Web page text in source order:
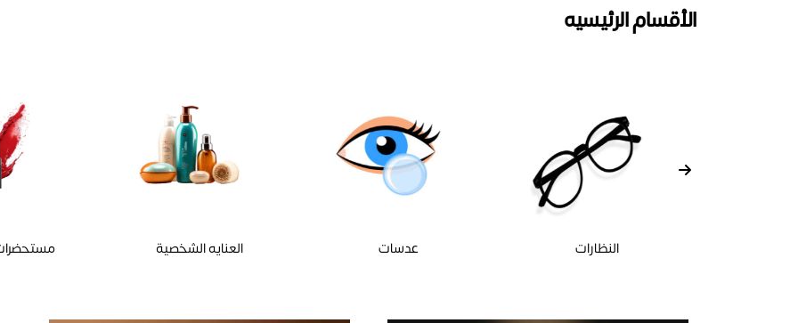
الأقسام الرئيسيه
العنايه الشخصية عدسات النظارات